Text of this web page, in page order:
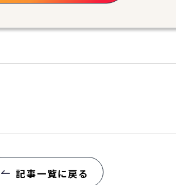
記事一覧に戻る